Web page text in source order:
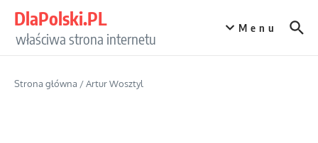
DlaPolski.PL
właściwa strona internetu
Menu
Strona główna /Artur Wosztyl